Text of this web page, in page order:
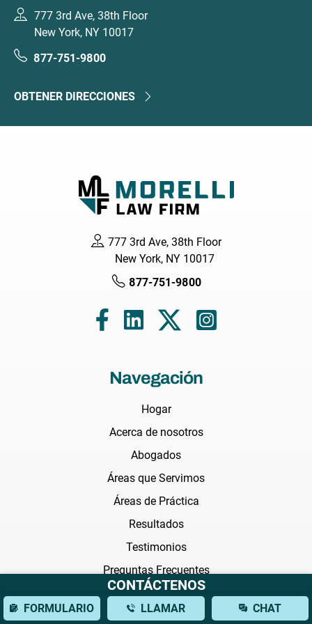
777 3rd Ave, 38th Floor
New York, NY 10017
877-751-9800
OBTENER DIRECCIONES
777 3rd Ave, 38th Floor
New York, NY 10017
877-751-9800
Navegación
Hogar
Acerca de nosotros
Abogados
Áreas que Servimos
Áreas de Práctica
Resultados
Testimonios
Preguntas Frecuentes
Noticias
Blog
CONTÁCTENOS
FORMULARIO LLAMAR CHAT